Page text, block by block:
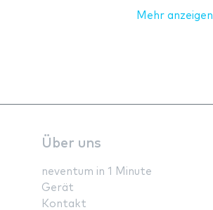
Mehr anzeigen
Über uns
neventum in 1 Minute
Gerät
Kontakt